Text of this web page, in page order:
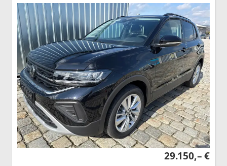
29.150,– €